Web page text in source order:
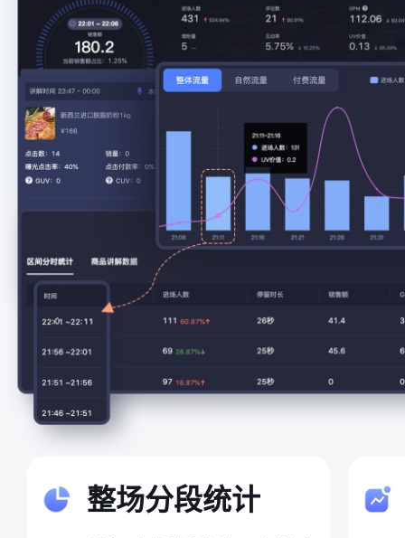
整场分段统计